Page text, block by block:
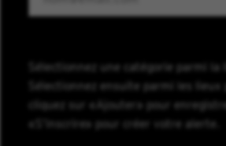
Sélectionnez une catégorie parmi la
Sélectionnez ensuite parmi les lieux
cliquez sur «Ajouter» pour
«S’inscrire» pour créer votre alerte.